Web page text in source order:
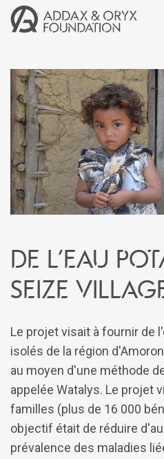
De l’eau
seize
Le projet visait à fournir de
isolés de la région
au moyen d'une méthode
appelée Watalys. Le projet
familles (plus de 16 000
objectif était de réduire
prévalence des maladies